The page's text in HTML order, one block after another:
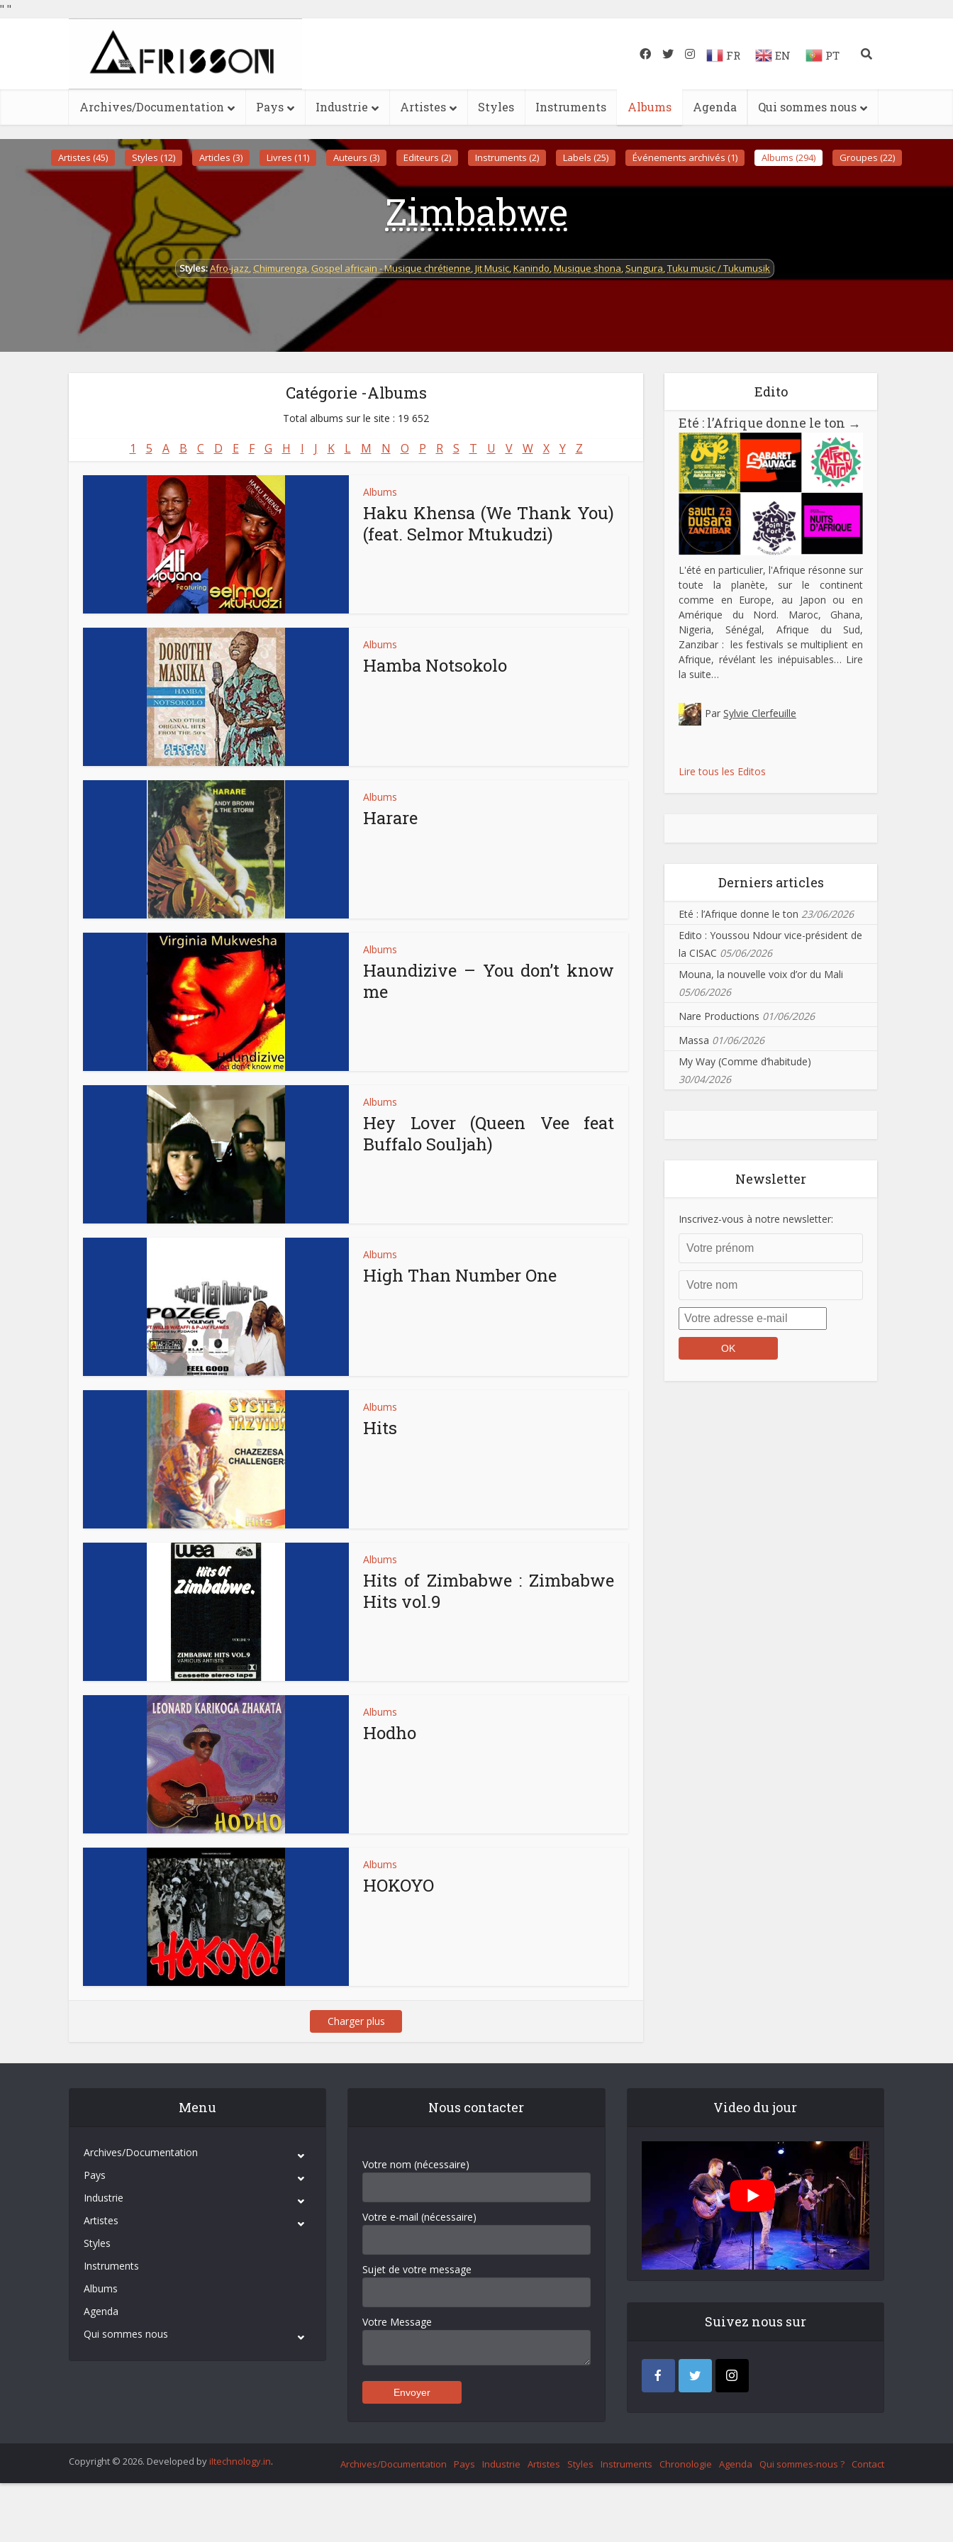
" "
FR EN PT
Archives/Documentation Pays Industrie Artistes Styles Instruments Albums Agenda Qui sommes nous
Artistes (45) Styles (12) Articles (3) Livres (11) Auteurs (3) Editeurs (2) Instruments (2) Labels (25) Événements archivés (1) Albums (294) Groupes (22)
Zimbabwe
Styles:Afro-jazz, Chimurenga, Gospel africain - Musique chrétienne,Jit Music,Kanindo,Musique shona, Sungura,Tuku music / Tukumusik
Catégorie -Albums
Total albums sur le site : 19 652
1 5 A B C D E F G H I J K L M N O P R S T U V W X Y Z
Albums
Haku Khensa (We Thank You)
(feat. Selmor Mtukudzi)
Albums
Hamba Notsokolo
Albums
Harare
Albums
Haundizive – You don’t know
me
Albums
Hey Lover (Queen Vee feat
Buffalo Souljah)
Albums
High Than Number One
Albums
Hits
Albums
Hits of Zimbabwe : Zimbabwe
Hits vol.9
Albums
Hodho
Albums
HOKOYO
Charger plus
Edito
Eté : l’Afrique donne le ton →
L'été en particulier, l'Afrique résonne sur
toute la planète, sur le continent
comme en Europe, au Japon ou en
Amérique du Nord. Maroc, Ghana,
Nigeria, Sénégal, Afrique du Sud,
Zanzibar : les festivals se multiplient en
Afrique, révélant les inépuisables… Lire
la suite…
Par Sylvie Clerfeuille
Lire tous les Editos
Derniers articles
Eté : l’Afrique donne le ton 23/06/2026
Edito : Youssou Ndour vice-président de
la CISAC 05/06/2026
Mouna, la nouvelle voix d’or du Mali
05/06/2026
Nare Productions 01/06/2026
Massa 01/06/2026
My Way (Comme d’habitude)
30/04/2026
Newsletter
Inscrivez-vous à notre newsletter:
Menu
Archives/Documentation
Pays
Industrie
Artistes
Styles
Instruments
Albums
Agenda
Qui sommes nous
Nous contacter
Votre nom (nécessaire)
Votre e-mail (nécessaire)
Sujet de votre message
Votre Message
Video du jour
Suivez nous sur
Copyright © 2026. Developed by iItechnology.in. Archives/Documentation Pays Industrie Artistes Styles Instruments Chronologie Agenda Qui sommes-nous ? Contact